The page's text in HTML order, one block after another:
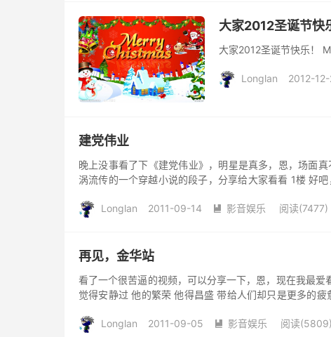
大家2012圣诞节快
大家2012圣诞节快乐！
Longlan 2012-
建党伟业
晚上没事看了下《建党伟业》，明星是真多，恩，场面
涡流传的一个穿越小说的段子，分享给大家看看 1楼 好
Longlan 2011-09-14  影音娱乐 阅读(7477)
再见，金华站
看了一个很苦逼的视频，可以分享一下，恩，现在我最
觉得安静过 他的繁荣 他得昌盛 带给人们却只是更多的
Longlan 2011-09-05  影音娱乐 阅读(5809)